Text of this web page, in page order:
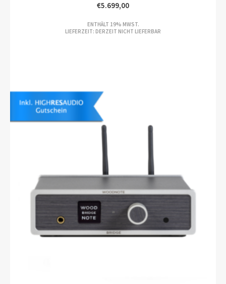
€5.699,00
ENTHÄLT 19% MWST.
LIEFERZEIT: DERZEIT NICHT LIEFERBAR